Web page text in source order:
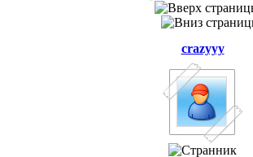
crazyyy